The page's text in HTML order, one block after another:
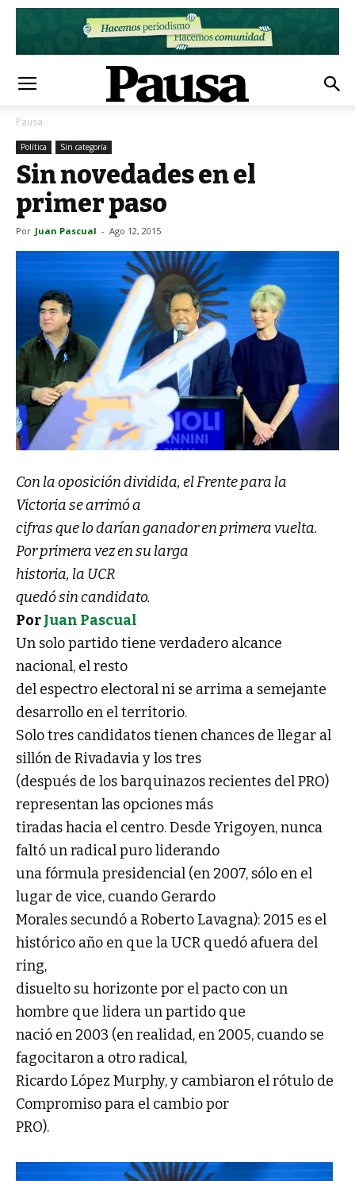
Pausa
Política Sin categoría
Sin novedades en el
primer paso
Por Juan Pascual - Ago 12, 2015
Con la oposición dividida, el Frente para la
Victoria se arrimó a
cifras que lo darían ganador en primera vuelta.
Por primera vez en su larga
historia, la UCR
quedó sin candidato.
PorJuan Pascual
Un solo partido tiene verdadero alcance
nacional, el resto
del espectro electoral ni se arrima a semejante
desarrollo en el territorio.
Solo tres candidatos tienen chances de llegar al
sillón de Rivadavia y los tres
(después de los barquinazos recientes del PRO)
representan las opciones más
tiradas hacia el centro. Desde Yrigoyen, nunca
faltó un radical puro liderando
una fórmula presidencial (en 2007, sólo en el
lugar de vice, cuando Gerardo
Morales secundó a Roberto Lavagna): 2015 es el
histórico año en que la UCR quedó afuera del
ring,
disuelto su horizonte por el pacto con un
hombre que lidera un partido que
nació en 2003 (en realidad, en 2005, cuando se
fagocitaron a otro radical,
Ricardo López Murphy, y cambiaron el rótulo de
Compromiso para el cambio por
PRO).